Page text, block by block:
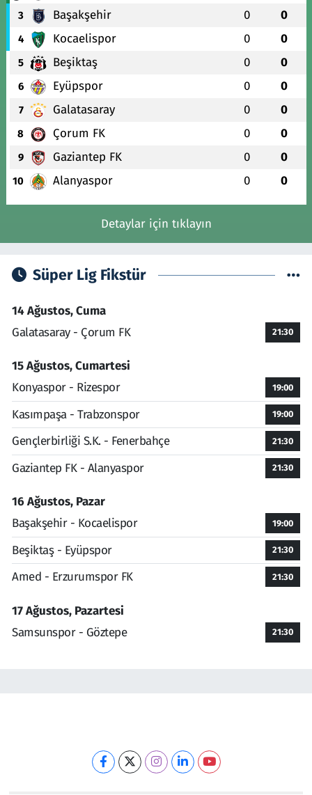
3 Başakşehir 0 0
4 Kocaelispor 0 0
5 Beşiktaş 0 0
6 Eyüpspor 0 0
7 Galatasaray 0 0
8 Çorum FK 0 0
9 Gaziantep FK 0 0
10 Alanyaspor 0 0
Detaylar için tıklayın
Süper Lig Fikstür
14 Ağustos, Cuma
Galatasaray - Çorum FK
21:30
15 Ağustos, Cumartesi
Konyaspor - Rizespor
19:00
Kasımpaşa - Trabzonspor 19:00
Gençlerbirliği S.K. - Fenerbahçe 21:30
Gaziantep FK - Alanyaspor 21:30
16 Ağustos, Pazar
Başakşehir - Kocaelispor
19:00
Beşiktaş - Eyüpspor 21:30
Amed - Erzurumspor FK 21:30
17 Ağustos, Pazartesi
Samsunspor - Göztepe
21:30